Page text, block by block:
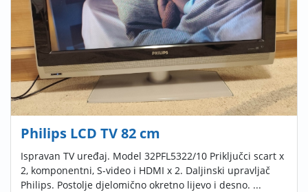
Philips LCD TV 82 cm
Ispravan TV uređaj. Model 32PFL5322/10 Priključci scart x
2, komponentni, S-video i HDMI x 2. Daljinski upravljač
Philips. Postolje djelomično okretno lijevo i desno. ...